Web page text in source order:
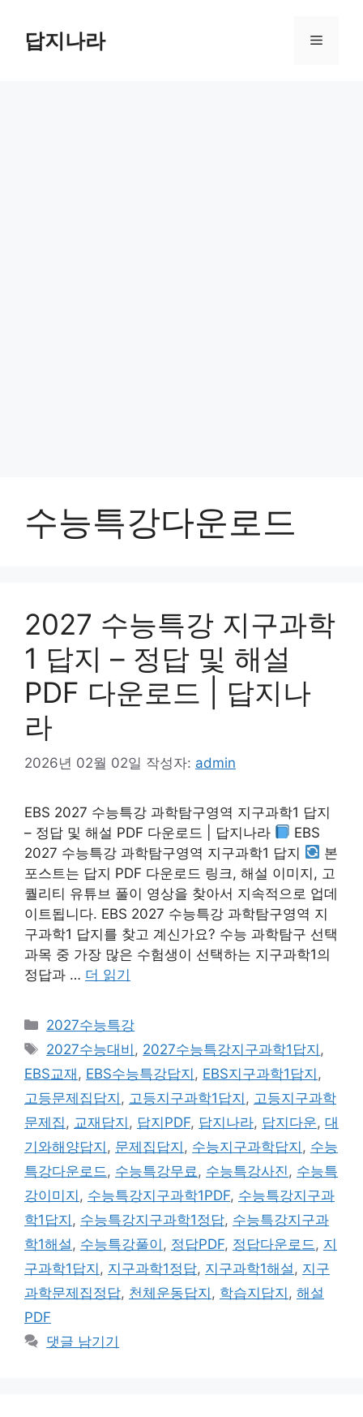
답지나라 메
수능특강다운로드
2027 수능특강 지구과학
1 답지 – 정답 및 해설
PDF 다운로드 | 답지나
라
2026년 02월 02일 작성자: admin
EBS 2027 수능특강 과학탐구영역 지구과학1 답지
– 정답 및 해설 PDF 다운로드 | 답지나라
EBS
2027 수능특강 과학탐구영역 지구과학1 답지
본
포스트는 답지 PDF 다운로드 링크, 해설 이미지, 고
퀄리티 유튜브 풀이 영상을 찾아서 지속적으로 업데
이트됩니다. EBS 2027 수능특강 과학탐구영역 지
구과학1 답지를 찾고 계신가요? 수능 과학탐구 선택
과목 중 가장 많은 수험생이 선택하는 지구과학1의
정답과 … 더 읽기
카
테
리
2027수능특강
태
그
2027수능대비 , 2027수능특강지구과학1답지 ,
EBS교재 , EBS수능특강답지 , EBS지구과학1답지 ,
고등문제집답지 , 고등지구과학1답지 , 고등지구과학
문제집 , 교재답지 , 답지PDF, 답지나라, 답지다운, 대
기와해양답지 , 문제집답지 , 수능지구과학답지 , 수능
특강다운로드 , 수능특강무료 , 수능특강사진 , 수능특
강이미지 , 수능특강지구과학1PDF, 수능특강지구과
학1답지 , 수능특강지구과학1정답, 수능특강지구과
학1해설 , 수능특강풀이 , 정답PDF, 정답다운로드 , 지
구과학1답지 , 지구과학1정답, 지구과학1해설 , 지구
과학문제집정답, 천체운동답지 , 학습지답지 , 해설
PDF
댓글 남기기